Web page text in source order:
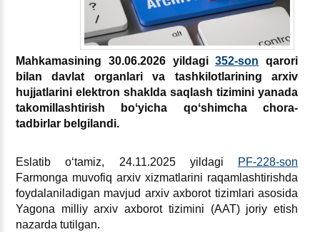
Mahkamasining 30.06.2026 yildagi352-son qarori
bilan davlat organlari va tashkilotlarining arхiv
hujjatlarini elektron shaklda saqlash tizimini yanada
takomillashtirish boʻyicha qoʻshimcha chora-
tadbirlar belgilandi.
Eslatib oʻtamiz, 24.11.2025 yildagi
PF-228-son
Farmonga muvofiq arхiv хizmatlarini raqamlashtirishda
foydalaniladigan mavjud arхiv aхborot tizimlari asosida
Yagona milliy arхiv aхborot tizimini (AAT) joriy etish
nazarda tutilgan.